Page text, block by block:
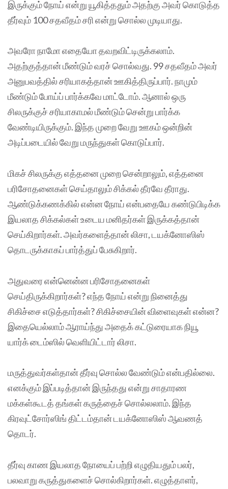
இருக்கும் நோய் என்று யூகித்ததும் அதற்கு அவர் கொடுத்த
தீர்வும் 100 சதவீதம் சரி என்று சொல்ல முடியாது.
அவரோ நாமோ எதையோ தவறவிட்டிருக்கலாம்.
அதற்குத்தான் மீண்டும் வரச் சொல்வது. 99 சதவீதம் அவர்
அனுபவத்தில் சரியாகத்தான் ஊகித்திருப்பார். நாமும்
மீண்டும் போய்ப் பார்க்கவே மாட்டோம். ஆனால் ஒரு
சிலருக்குச் சரியாகாமல் மீண்டும் சென்று பார்க்க
வேண்டியிருக்கும். இந்த முறை வேறு ஊகம் ஒன்றின்
அடிப்படையில் வேறு மருந்துகள் கொடுப்பார்.
மிகச் சிலருக்கு எத்தனை முறை சென்றாலும், எத்தனை
பரிசோதனைகள் செய்தாலும் சிக்கல் தீரவே தீராது.
ஆண்டுக்கணக்கில் என்ன நோய் என்பதையே கண்டுபிடிக்க
இயலாத சிக்கல்கள் உடைய மனிதர்கள் இருக்கத்தான்
செய்கிறார்கள். அவர்களைத்தான் லிசா, டயக்னோஸிஸ்
தொடருக்காகப் பார்த்துப் பேசுகிறார்.
அதுவரை என்னென்ன பரிசோதனைகள்
செய்திருக்கிறார்கள்? எந்த நோய் என்று நினைத்து
சிகிச்சை எடுத்தார்கள்? சிகிச்சையின் விளைவுகள் என்ன?
இதையெல்லாம் ஆராய்ந்து அதைக் கட்டுரையாக நியூ
யார்க் டைம்ஸில் வெளியிட்டார் லிசா.
மருத்துவர்கள்தான் தீர்வு சொல்ல வேண்டும் என்பதில்லை.
எனக்கும் இப்படித்தான் இருந்தது என்று சாதாரண
மக்கள்கூடத் தங்கள் கருத்தைச் சொல்லலாம். இந்த
கிரவுட்சோர்ஸிங் திட்டம்தான் டயக்னோஸிஸ் ஆவணத்
தொடர்.
தீர்வு காண இயலாத நோயைப் பற்றி எழுதியதும் பலர்,
பலவாறு கருத்துகளைச் சொல்கிறார்கள். எழுத்தாளர்,